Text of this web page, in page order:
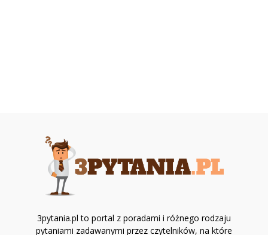
3pytania.pl to portal z poradami i różnego rodzaju
pytaniami zadawanymi przez czytelników, na które